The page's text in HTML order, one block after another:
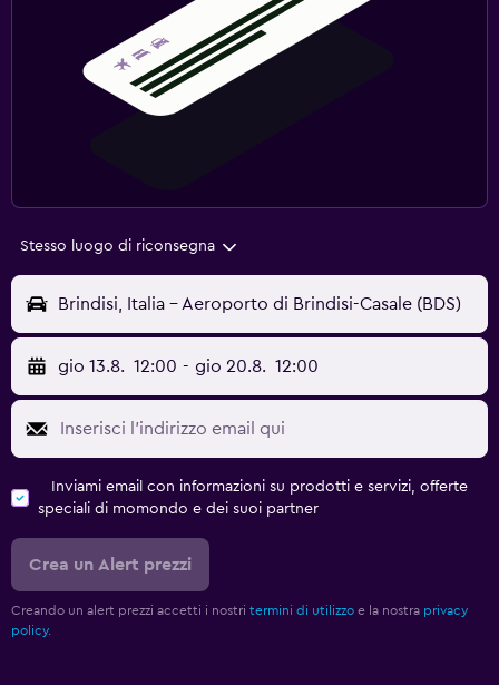
Stesso luogo di riconsegna
Brindisi, Italia - Aeroporto di Brindisi-Casale (BDS)
gio 13.8. 12:00 - gio 20.8. 12:00
Inviami email con informazioni su prodotti e servizi, offerte
speciali di momondo e dei suoi partner
Crea un Alert prezzi
Creando un alert prezzi accetti i nostri termini di utilizzo e la nostra privacy
policy.